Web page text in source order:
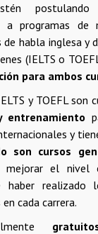
a programas de
de habla inglesa y
(IELTS o
para ambos
y TOEFL son
entrenamiento
y
son cursos
mejorar el nivel
haber realizado
cada carrera.